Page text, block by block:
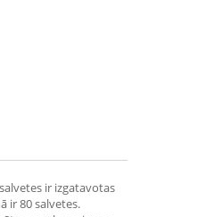
ir izgatavotas
ir 80 salvetes.